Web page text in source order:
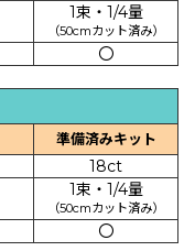
1束・1/4量
（50cmカット済み）
〇
準備済みキット
18ct
1束・1/4量
（50cmカット済み）
〇